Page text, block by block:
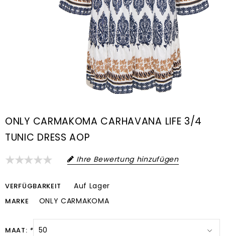
ONLY CARMAKOMA CARHAVANA LIFE 3/4
TUNIC DRESS AOP
Ihre Bewertung hinzufügen
VERFÜGBARKEIT Auf Lager
MARKE ONLY CARMAKOMA
MAAT: *